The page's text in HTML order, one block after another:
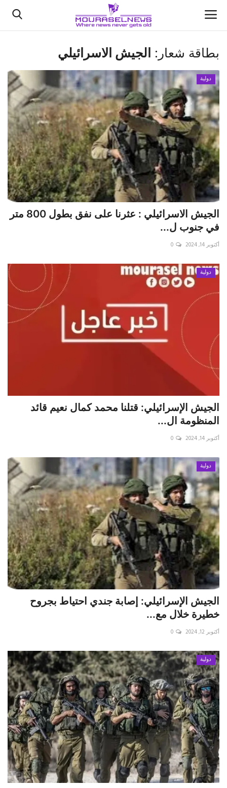
الأخبار
كتّابنا
السعودية
اقتصاد
علوم وتكنولوجيا
رياضة
فيديو
حياة
بطاقة شعار: الجيش الاسرائيلي
دولية
الجيش الاسرائيلي : عثرنا على نفق بطول 800 متر
في جنوب ل...
أكتوبر 14, 2024 0
دولية
الجيش الإسرائيلي: قتلنا محمد كمال نعيم قائد
المنظومة ال...
أكتوبر 14, 2024 0
دولية
الجيش الإسرائيلي: إصابة جندي احتياط بجروح
خطيرة خلال مع...
أكتوبر 12, 2024 0
دولية